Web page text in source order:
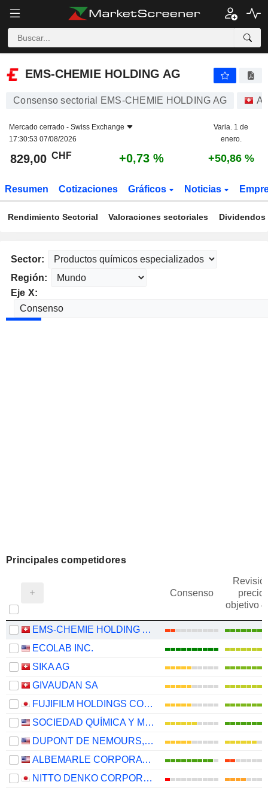
EMS-CHEMIE HOLDING AG +0,73 %
EMS-CHEMIE HOLDING AG
Consenso sectorial EMS-CHEMIE HOLDING AG
Mercado cerrado - Swiss Exchange
17:30:53 07/08/2026
Varia. 1 de
enero.
829,00 CHF +0,73 % +50,86 %
Resumen Cotizaciones Gráficos Noticias
Rendimiento Sectorial Valoraciones sectoriales
Sector:
Región:
Eje X:
Principales competidores
Consenso
precio
objetivo
EMS-CHEMIE HOLDING AG
ECOLAB INC.
SIKA AG
GIVAUDAN SA
FUJIFILM HOLDINGS CORPORATION
SOCIEDAD QUÍMICA Y MINERA DE CHILE S.A.
DUPONT DE NEMOURS, INC.
ALBEMARLE CORPORATION
NITTO DENKO CORPORATION